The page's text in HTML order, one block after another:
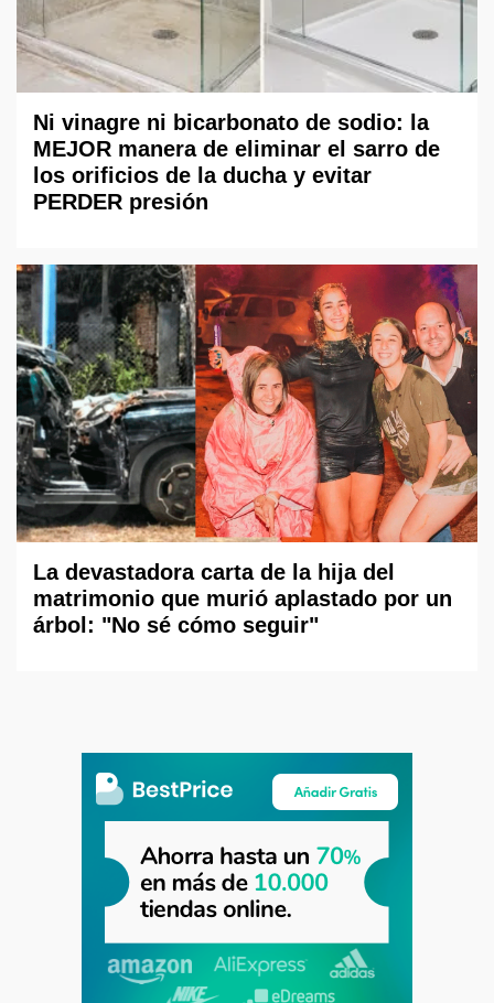
Ni vinagre ni bicarbonato de sodio: la
MEJOR manera de eliminar el sarro de
los orificios de la ducha y evitar
PERDER presión
La devastadora carta de la hija del
matrimonio que murió aplastado por un
árbol: "No sé cómo seguir"